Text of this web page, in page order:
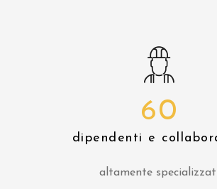
60
dipendenti e
altamente